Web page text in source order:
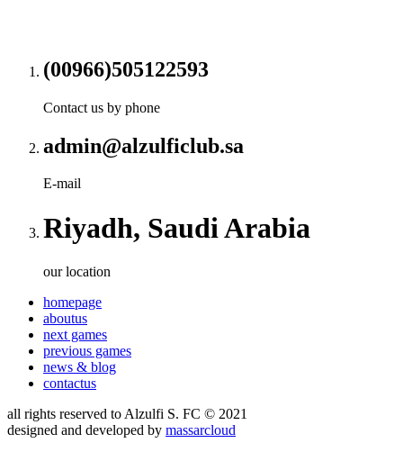
(00966)505122593
Contact us by phone
admin@alzulficlub.sa
E-mail
Riyadh, Saudi Arabia
our location
homepage
aboutus
next games
previous games
news & blog
contactus
all rights reserved to Alzulfi S. FC © 2021
designed and developed by massarcloud